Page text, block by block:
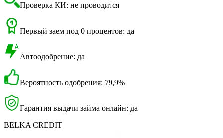
Проверка КИ: не проводится
Первый заем под 0 процентов: да
Автоодобрение: да
Вероятность одобрения: 79,9%
Гарантия выдачи займа онлайн: да
BELKA CREDIT